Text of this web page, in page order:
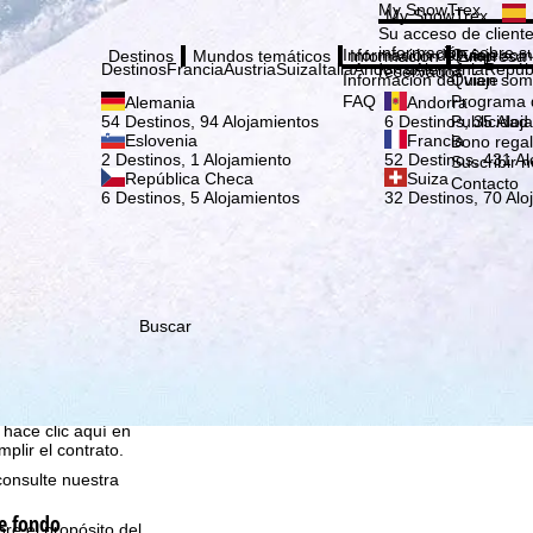
nosotros, TravelTrex
utilizando
ello necesitamos su
datos personales
clic aquí en
el contrato.
nuestra
el propósito del
My SnowTrex
My SnowTrex
Su acceso de
información sobre
reservados.
Destinos
DestinosFranciaAustriaSuizaItaliaAndorraAlemania
Alemania
54 Destinos, 94 Alojamientos
Andorra
6 Destinos, 35
Eslovenia
2 Destinos, 1 Alojamiento
Francia
52 Destinos, 431
República Checa
6 Destinos, 5 Alojamientos
Suiza
32 Destinos, 70
Mundos temáticos Información
Información del viaje
Información del viaje
FAQ
Empresa
Quien
Quien
Programa
Bono
Suscribir
Contacto
Buscar
fondo